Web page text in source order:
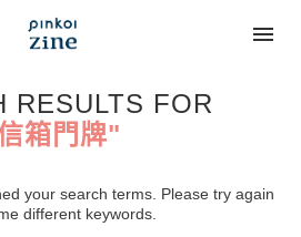
RESULTS FOR
箱門牌"
your search terms. Please try again
different keywords.